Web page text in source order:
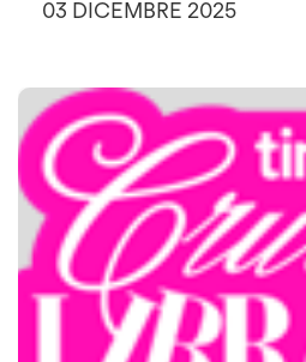
03 DICEMBRE 2025